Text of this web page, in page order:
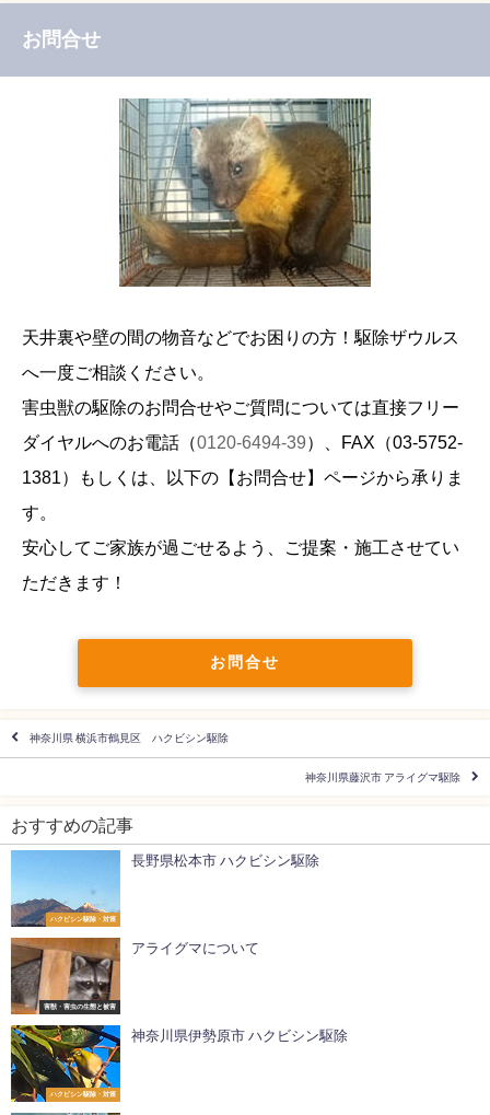
お問合せ
天井裏や壁の間の物音などでお困りの方！駆除ザウルス
へ一度ご相談ください。
害虫獣の駆除のお問合せやご質問については直接フリー
ダイヤルへのお電話（0120-6494-39）、FAX（03-5752-
1381 ）もしくは、以下の【お問合せ】ページから承りま
す。
安心してご家族が過ごせるよう、ご提案・施工させてい
ただきます！
お問合せ
神奈川県 横浜市鶴見区 ハクビシン駆除
神奈川県藤沢市 アライグマ駆除
おすすめの記事
ハクビシン駆除・対策
長野県松本市 ハクビシン駆除
害獣・害虫の生態と被害
アライグマについて
ハクビシン駆除・対策
神奈川県伊勢原市 ハクビシン駆除